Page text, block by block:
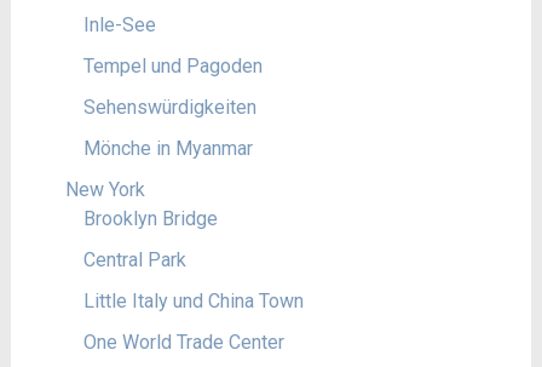
Inle-See
Tempel und Pagoden
Sehenswürdigkeiten
Mönche in Myanmar
New York
Brooklyn Bridge
Central Park
Little Italy und China Town
One World Trade Center